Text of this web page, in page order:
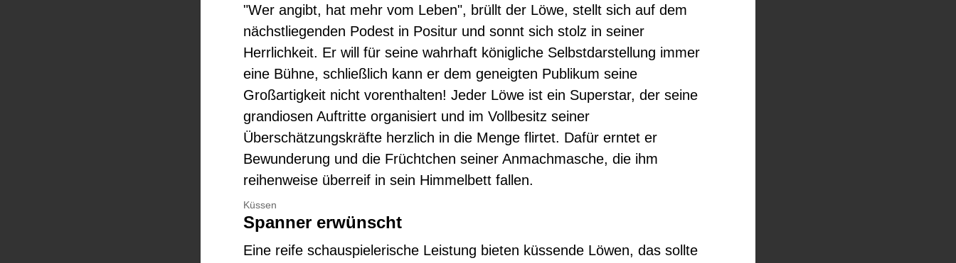
"Wer angibt, hat mehr vom Leben", brüllt der Löwe, stellt sich auf dem
nächstliegenden Podest in Positur und sonnt sich stolz in seiner
Herrlichkeit. Er will für seine wahrhaft königliche Selbstdarstellung immer
eine Bühne, schließlich kann er dem geneigten Publikum seine
Großartigkeit nicht vorenthalten! Jeder Löwe ist ein Superstar, der seine
grandiosen Auftritte organisiert und im Vollbesitz seiner
Überschätzungskräfte herzlich in die Menge flirtet. Dafür erntet er
Bewunderung und die Früchtchen seiner Anmachmasche, die ihm
reihenweise überreif in sein Himmelbett fallen.
Küssen
Spanner erwünscht
Eine reife schauspielerische Leistung bieten küssende Löwen, das sollte